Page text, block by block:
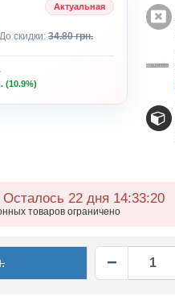
Актуальная
До скидки: 34.80 грн.
(10.9%)
Осталось 22 дня 14 33 20
товаров ограничено
−